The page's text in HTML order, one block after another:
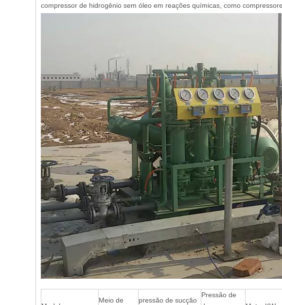
compressor de hidrogênio sem óleo em reações químicas, como
Meio de
pressão de sucção
Pressão de